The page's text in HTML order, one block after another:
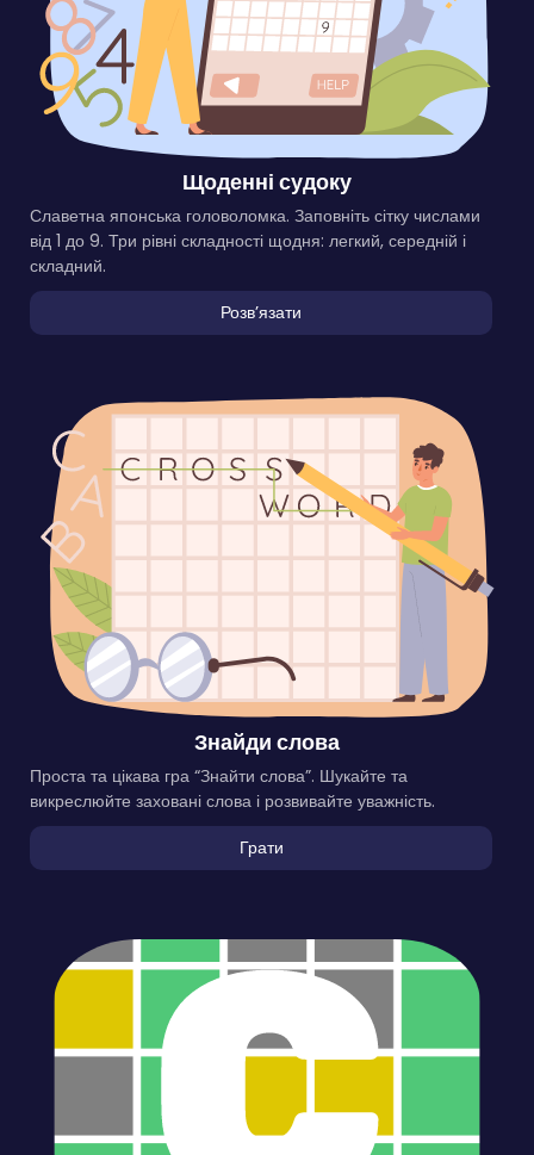
Щоденні судоку
Славетна японська головоломка. Заповніть сітку числами
від 1 до 9. Три рівні складності щодня: легкий, середній і
складний.
Розвʼязати
Знайди слова
Проста та цікава гра “Знайти слова”. Шукайте та
викреслюйте заховані слова і розвивайте уважність.
Грати